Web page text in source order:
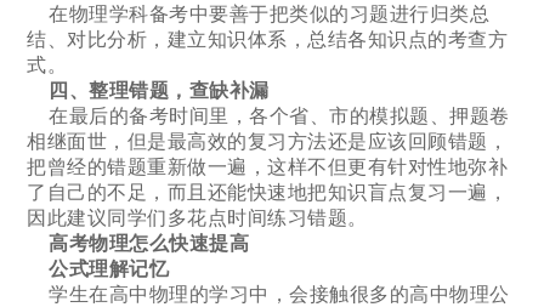
在物理学科备考中要善于把类似的习题进行归类总
结、对比分析，建立知识体系，总结各知识点的考查方
式。
四、整理错题，查缺补漏
在最后的备考时间里，各个省、市的模拟题、押题卷
相继面世，但是最高效的复习方法还是应该回顾错题，
把曾经的错题重新做一遍，这样不但更有针对性地弥补
了自己的不足，而且还能快速地把知识盲点复习一遍，
因此建议同学们多花点时间练习错题。
高考物理怎么快速提高
公式理解记忆
学生在高中物理的学习中，会接触很多的高中物理公